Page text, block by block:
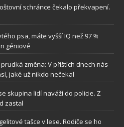
schránce čekalo překvapení.
psa, máte vyšší IQ než 97 %
géniové
změna: V příštích dnech nás
jaké už nikdo nečekal
skupina lidí naváží do policie. Z
zastal
tašce v lese. Rodiče se ho